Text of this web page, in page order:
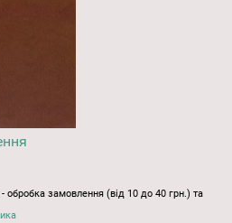
обробка замовлення (від 10 до 40 грн.) та